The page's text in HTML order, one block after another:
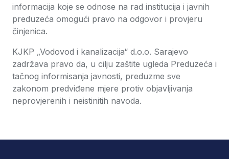
informacija koje se odnose na rad institucija i javnih
preduzeća omogući pravo na odgovor i provjeru
činjenica.
KJKP „Vodovod i kanalizacija“ d.o.o. Sarajevo
zadržava pravo da, u cilju zaštite ugleda Preduzeća i
tačnog informisanja javnosti, preduzme sve
zakonom predviđene mjere protiv objavljivanja
neprovjerenih i neistinitih navoda.